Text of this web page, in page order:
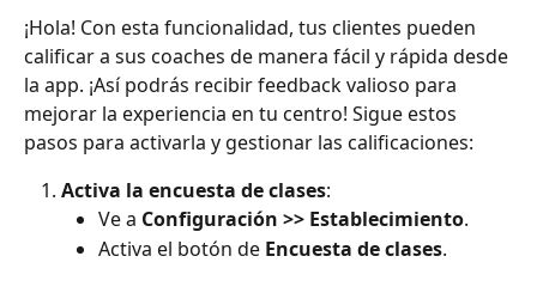
¡Hola! Con esta funcionalidad, tus clientes pueden
calificar a sus coaches de manera fácil y rápida desde
la app. ¡Así podrás recibir feedback valioso para
mejorar la experiencia en tu centro! Sigue estos
pasos para activarla y gestionar las calificaciones:
Activa la encuesta de clases:
Ve a Configuración >> Establecimiento.
Activa el botón de Encuesta de clases.